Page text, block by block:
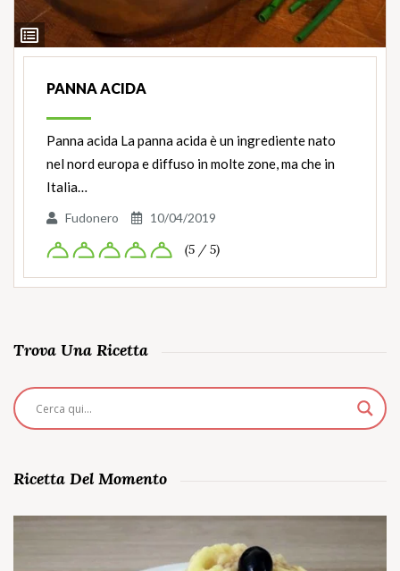
Ingredienti
PANNA ACIDA
Panna acida La panna acida è un ingrediente nato
nel nord europa e diffuso in molte zone, ma che in
Italia…
Fudonero 10/04/2019
(5 / 5)
Trova Una Ricetta
Ricetta Del Momento